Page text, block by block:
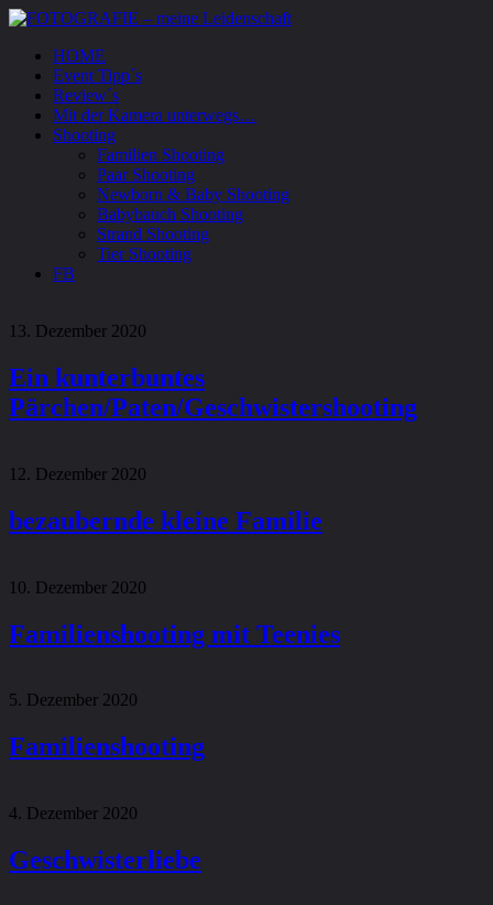
HOME
Event Tipp´s
Review´s
Mit der Kamera unterwegs…
Shooting
Familien Shooting
Paar Shooting
Newborn & Baby Shooting
Babybauch Shooting
Strand Shooting
Tier Shooting
FB
13. Dezember 2020
Ein kunterbuntes
Pärchen/Paten/Geschwistershooting
12. Dezember 2020
bezaubernde kleine Familie
10. Dezember 2020
Familienshooting mit Teenies
5. Dezember 2020
Familienshooting
4. Dezember 2020
Geschwisterliebe